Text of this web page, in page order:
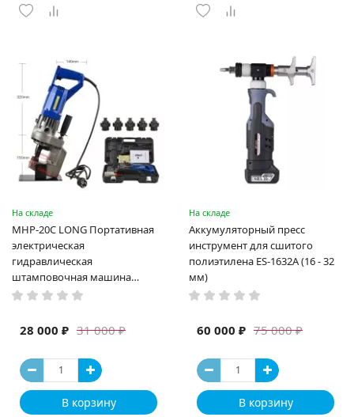
На складе
MHP-20C LONG Портативная
электрическая
гидравлическая
штамповочная машина
высокая мощность и мощный
машина
31 000 ₽
28 000 ₽
В корзину
На складе
Аккумуляторный пресс
инструмент для сшитого
полиэтилена ES-1632A (16 - 32
мм)
75 000 ₽
60 000 ₽
В корзину